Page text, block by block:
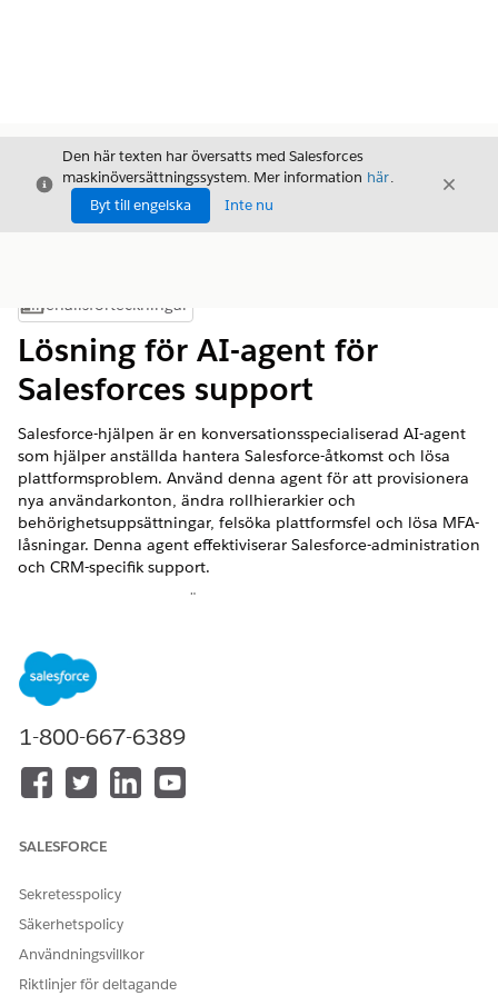
Stäng
Den här texten har översatts med Salesforces
maskinöversättningssystem. Mer information här.
Byt till engelska
Inte nu
Stäng
Visa innehållsförteckning
Innehållsförteckningar
Lösning för AI-agent för
Salesforces support
Salesforce-hjälpen är en konversationsspecialiserad AI-agent
som hjälper anställda hantera Salesforce-åtkomst och lösa
plattformsproblem. Använd denna agent för att provisionera
nya användarkonton, ändra rollhierarkier och
behörighetsuppsättningar, felsöka plattformsfel och lösa MFA-
låsningar. Denna agent effektiviserar Salesforce-administration
och CRM-specifik support.
VERSIONER SOM KRÄVS
Tillgängliga i: Lightning Experience
Tillgängliga i:
Servicekatalogobjekt
ytterligare servicekatalogobjektmallar för att stödja liknande
Rapportera Salesforce Platform-problem
Begär Salesforce-användaråtkomst
1-800-667-6389
SALESFORCE
Sekretesspolicy
Säkerhetspolicy
Användningsvillkor
Riktlinjer för deltagande